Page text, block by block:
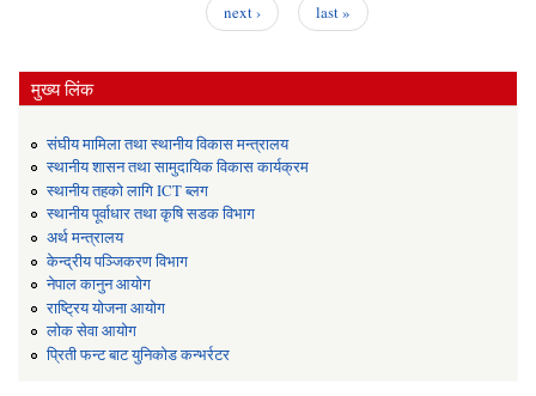
next ›
last »
मुख्य लिंक
संघीय मामिला तथा स्थानीय विकास मन्त्रालय
स्थानीय शासन तथा सामुदायिक विकास कार्यक्रम
स्थानीय तहको लागि ICT ब्लग
स्थानीय पूर्वाधार तथा कृषि सडक विभाग
अर्थ मन्त्रालय
केन्द्रीय पञ्जिकरण विभाग
नेपाल कानुन आयोग
राष्ट्रिय योजना आयोग
लोक सेवा आयोग
प्रिती फन्ट बाट युनिकोड कन्भर्रटर